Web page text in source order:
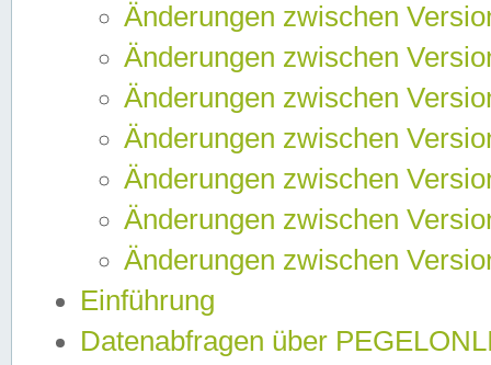
Änderungen zwischen
Änderungen zwischen
Änderungen zwischen
Änderungen zwischen
Änderungen zwischen
Änderungen zwischen
Änderungen zwischen
Einführung
Datenabfragen über